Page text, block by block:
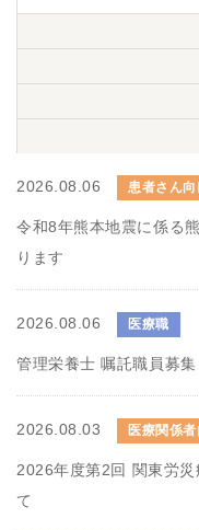
2026.08.06 患者さん向
令和8年熊本地震に係る
ります
2026.08.06 医療職
管理栄養士 嘱託職員募集
2026.08.03 医療関係
2026年度第2回 関東労
て